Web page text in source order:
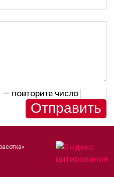
— повторите число